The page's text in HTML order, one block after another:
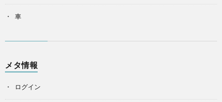
車
メタ情報
ログイン